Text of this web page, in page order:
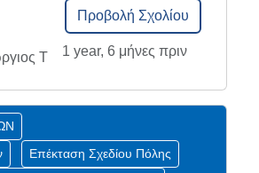
Προβολή Σχολίου
1 year, 6 μήνες πριν
Τ
Επέκταση Σχεδίου Πόλης